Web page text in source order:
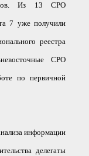
Из 13 СРО
7 уже получили
реестра
СРО
по первичной
информации
делегаты